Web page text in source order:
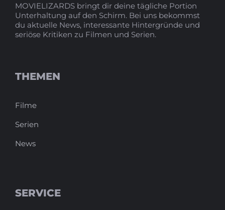
MOVIELIZARDS bringt dir deine tägliche Portion
Unterhaltung auf den Schirm. Bei uns bekommst
du aktuelle News, interessante Hintergründe und
seriöse Kritiken zu Filmen und Serien.
THEMEN
Filme
Serien
News
SERVICE